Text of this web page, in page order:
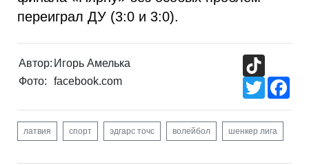
переиграл ДУ (3:0 и 3:0).
Автор: Игорь Амелька
Фото:
facebook.com
Twitter
латвия спорт эдгарс точс волейбол шенкер лига